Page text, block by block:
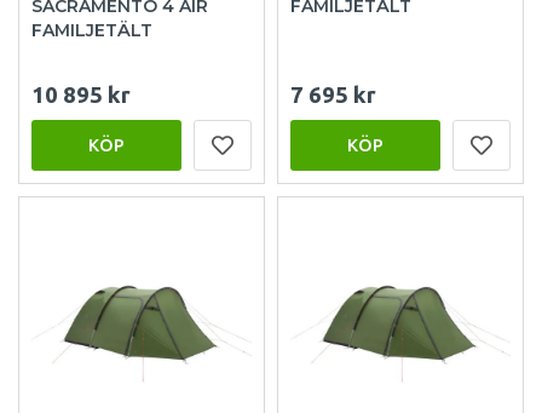
SACRAMENTO 4 AIR
FAMILJETÄLT
10 895 kr
KÖP
FAMILJETÄLT
7 695 kr
KÖP